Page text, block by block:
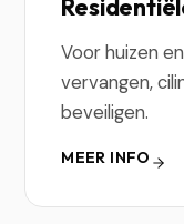
Voor huizen
vervangen,
beveiligen.
MEER INFO